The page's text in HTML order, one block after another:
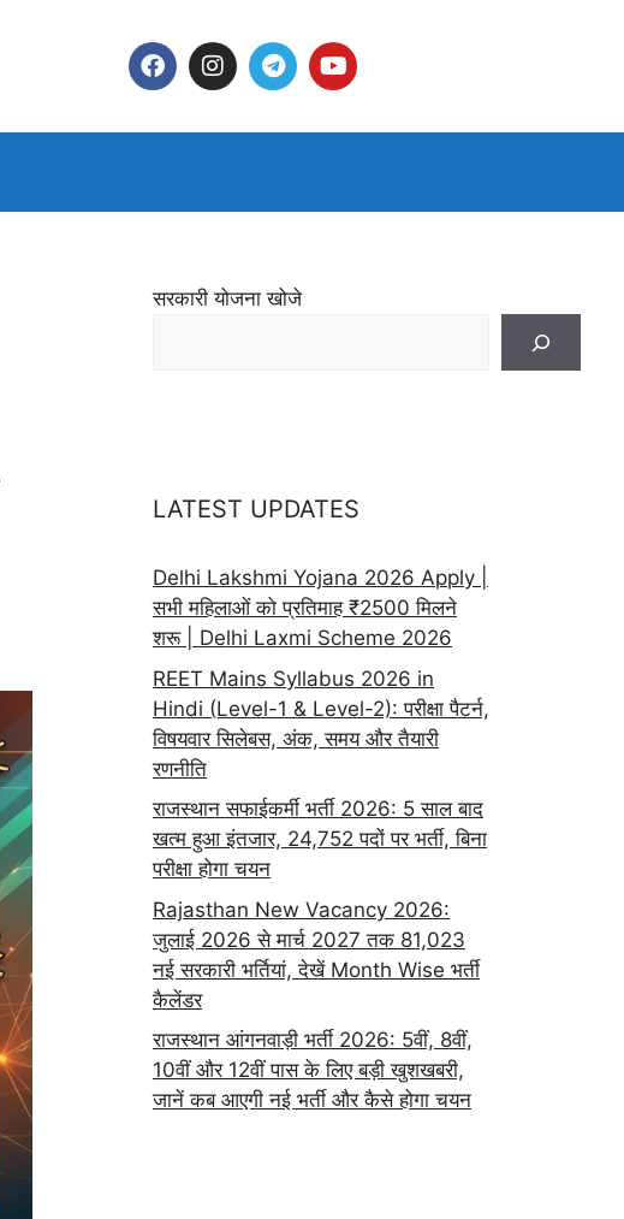
सरकारी योजना खोजे
LATEST UPDATES
Delhi Lakshmi Yojana 2026 Apply |
सभी महिलाओं को प्रतिमाह ₹2500 मिलने
शरू | Delhi Laxmi Scheme 2026
REET Mains Syllabus 2026 in
Hindi (Level-1 & Level-2): परीक्षा पैटर्न,
विषयवार सिलेबस, अंक, समय और तैयारी
रणनीति
राजस्थान सफाईकर्मी भर्ती 2026: 5 साल बाद
खत्म हुआ इंतजार, 24,752 पदों पर भर्ती, बिना
परीक्षा होगा चयन
Rajasthan New Vacancy 2026:
जुलाई 2026 से मार्च 2027 तक 81,023
नई सरकारी भर्तियां, देखें Month Wise भर्ती
कैलेंडर
राजस्थान आंगनवाड़ी भर्ती 2026: 5वीं, 8वीं,
10वीं और 12वीं पास के लिए बड़ी खुशखबरी,
जानें कब आएगी नई भर्ती और कैसे होगा चयन